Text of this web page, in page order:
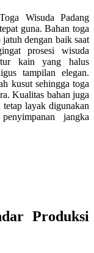
Wisuda Padang
guna. Bahan toga
dengan baik saat
prosesi wisuda
kain yang halus
tampilan elegan.
kusut sehingga toga
Kualitas bahan juga
tetap layak digunakan
jangka
Produksi